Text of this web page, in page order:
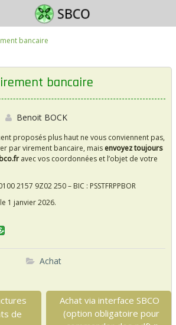
bancaire
bancaire
Benoit BOCK
proposés plus haut ne vous conviennent pas,
par virement bancaire, maisenvoyez toujours
avec vos coordonnées et l’objet de votre
2157 9Z02 250 – BIC : PSSTFRPPBOR
le 1 janvier 2026.
Achat
de
N
e
Achat via interface SBCO
(option obligatoire pour